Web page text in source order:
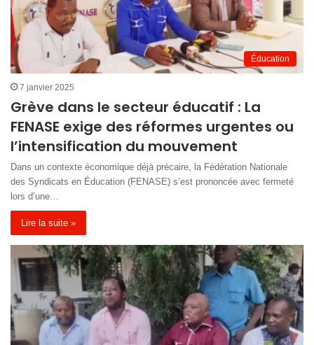
Éducation
7 janvier 2025
Grève dans le secteur éducatif : La
FENASE exige des réformes urgentes ou
l’intensification du mouvement
Dans un contexte économique déjà précaire, la Fédération Nationale
des Syndicats en Éducation (FENASE) s’est prononcée avec fermeté
lors d’une…
Lire la suite »